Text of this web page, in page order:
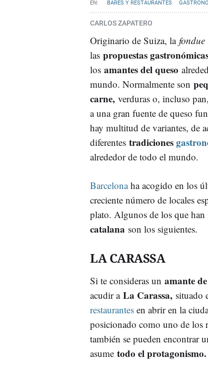
BARES Y RESTAURANTES
CARLOS ZAPATERO
Originario de Suiza, la fondue
las propuestas
los amantes del queso
mundo. Normalmente son
carne, verduras o, incluso
a una gran fuente de queso
hay multitud de variantes, de
diferentes tradiciones
alrededor de todo el mundo.
Barcelonaha acogido en los
creciente número de locales
plato. Algunos de los que
catalana son los siguientes.
LA CARASSA
Si te consideras un amante
acudir a La Carassa, situado
restaurantes en abrir en la
posicionado como uno de los
también se pueden encontrar
asume todo el protagonismo.